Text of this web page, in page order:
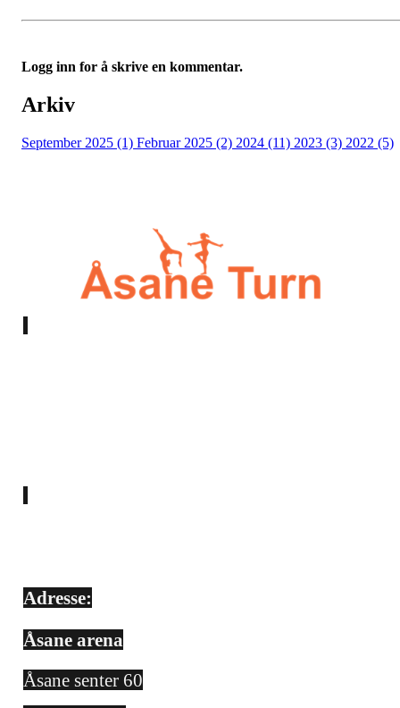
Logg inn for å skrive en kommentar.
Arkiv
September 2025 (1) Februar 2025 (2) 2024 (11) 2023 (3) 2022 (5)
Adresse:
Åsane arena
Åsane senter 60